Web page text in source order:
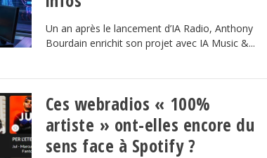
Un an après le lancement d’IA Radio, Anthony
Bourdain enrichit son projet avec IA Music &...
Ces webradios « 100%
artiste » ont-elles encore du
sens face à Spotify ?